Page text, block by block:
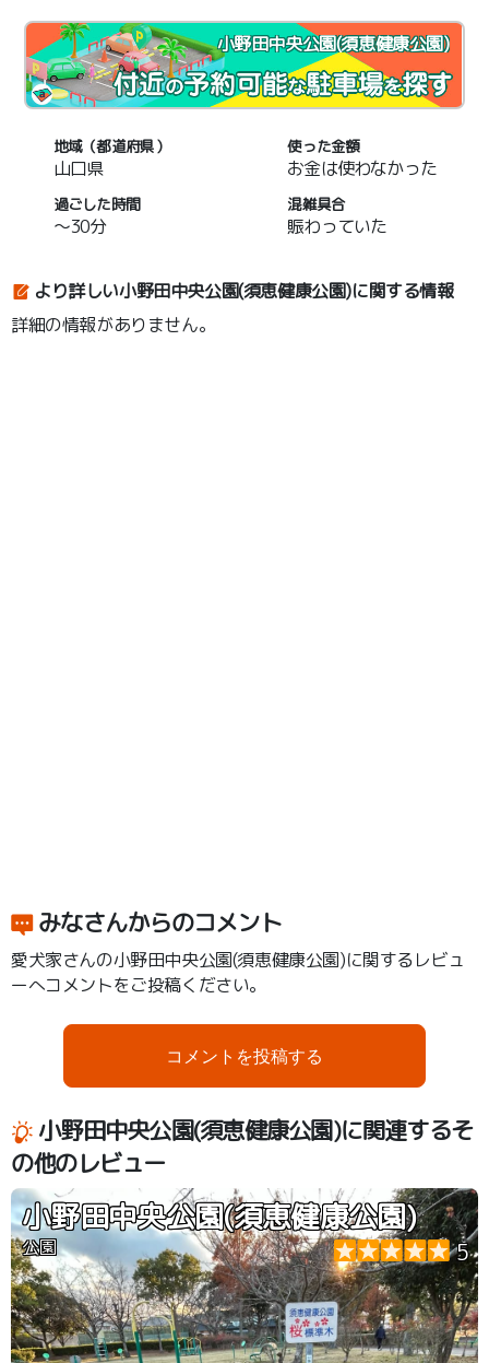
小野田中央公園(須恵健康公園)
地域（都道府県）
山口県
使った金額
お金は使わなかった
過ごした時間
～30分
混雑具合
賑わっていた
より詳しい小野田中央公園(須恵健康公園)に関する情報
詳細の情報がありません。
みなさんからのコメント
愛犬家さんの小野田中央公園(須恵健康公園)に関するレビュ
ーへコメントをご投稿ください。
コメントを投稿する
小野田中央公園(須恵健康公園)に関連するそ
の他のレビュー
小野田中央公園(須恵健康公園)
公園 5